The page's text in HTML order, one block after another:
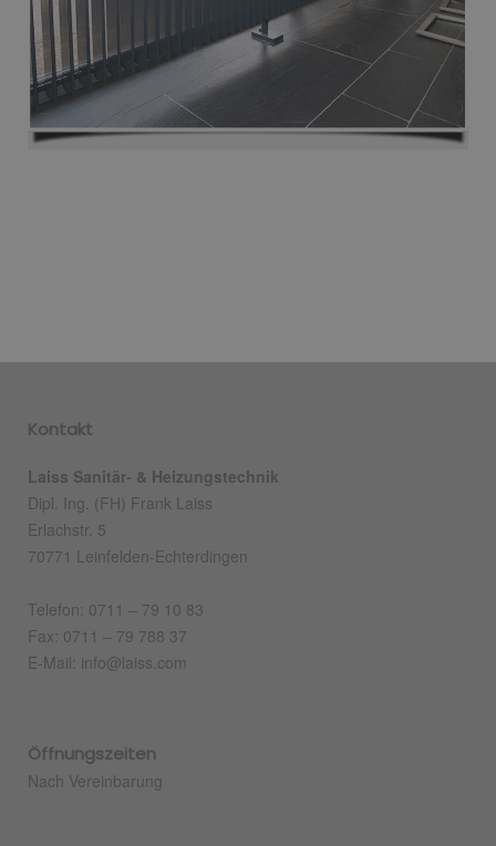
Kontakt
Laiss Sanitär- & Heizungstechnik
Dipl. Ing. (FH) Frank Laiss
Erlachstr. 5
70771 Leinfelden-Echterdingen
Telefon: 0711 – 79 10 83
Fax: 0711 – 79 788 37
E-Mail: info@laiss.com
Öffnungszeiten
Nach Vereinbarung